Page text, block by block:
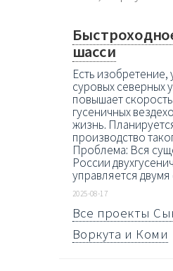
шасси
Есть
суровых северных
повышает
гусеничных
жизнь.
производство
Проблема: Вся
России
управляется двумя
2025-08-17
Все проекты
Воркута и Коми